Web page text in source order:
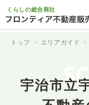
くらしの総合商社
トップ エリアガイド
宇治市立